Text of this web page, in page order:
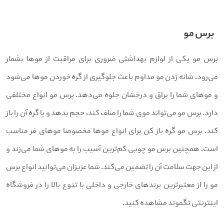
برس مو
مو یکی از لوازم بهداشتی ضروری برای مراقبت از موها بشمار
شانه زدن مو مداوم باعث جلوگیری از گره خوردن موها می‌شود
موهای شما را براق و درخشان جلوه می‌دهد. برس مو انواع مختلفی
برس مو می‌تواند موی شما را صاف کند، حجم بدهد و یا گره آن را باز
برس مو گره باز کن برای انواع موها مخصوصا موهای فر مناسب
همچنین برس مو چوبی کم‌ترین آسیب را به موهای شما می‌زند و
این جهت سلامت آن را تضمین می‌کند. شما عزیزان می‌توانید انواع برس
را از معتبرترین برند‌های خارجی و داخلی با تنوع بالا را در فروشگاه
تگموند مشاهده کنید.